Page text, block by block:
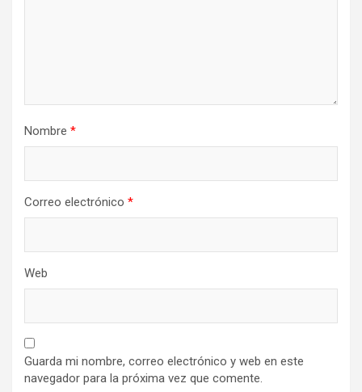
Nombre *
Correo electrónico *
Web
Guarda mi nombre, correo electrónico y web en este
navegador para la próxima vez que comente.